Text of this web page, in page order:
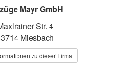
Mayr GmbH
Str. 4
Miesbach
zu dieser Firma